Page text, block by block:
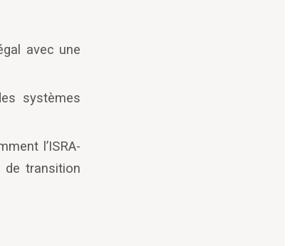
avec une
systèmes
l’ISRA-
de transition